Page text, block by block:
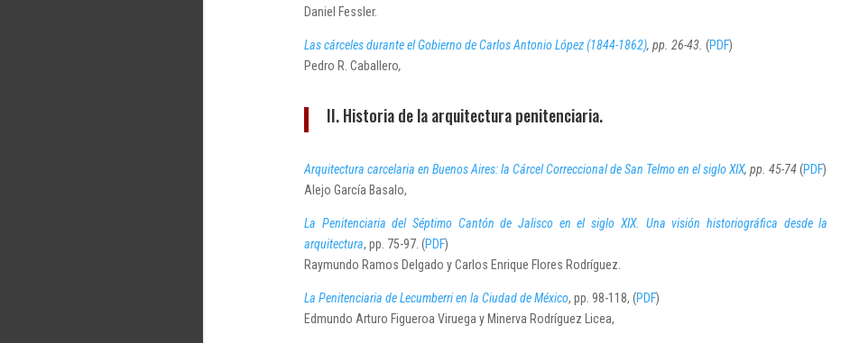
Daniel Fessler.
Las cárceles durante el Gobierno de Carlos Antonio López (1844-1862), pp. 26-43. (PDF)
Pedro R. Caballero,
II. Historia de la arquitectura penitenciaria.
Arquitectura carcelaria en Buenos Aires: la Cárcel Correccional de San Telmo en el siglo XIX, pp. 45-74(PDF)
Alejo García Basalo,
La Penitenciaria del Séptimo Cantón de Jalisco en el siglo XIX. Una visión historiográfica desde la
arquitectura, pp. 75-97. (PDF)
Raymundo Ramos Delgado y Carlos Enrique Flores Rodríguez.
La Penitenciaria de Lecumberri en la Ciudad de México, pp. 98-118, (PDF)
Edmundo Arturo Figueroa Viruega y Minerva Rodríguez Licea,